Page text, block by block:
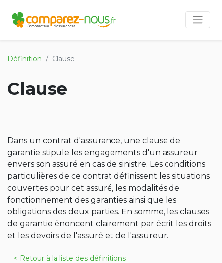
Définition Clause
Clause
Dans un contrat d'assurance, une clause de
garantie stipule les engagements d'un assureur
envers son assuré en cas de sinistre. Les conditions
particulières de ce contrat définissent les situations
couvertes pour cet assuré, les modalités de
fonctionnement des garanties ainsi que les
obligations des deux parties. En somme, les clauses
de garantie énoncent clairement par écrit les droits
et les devoirs de l'assuré et de l'assureur.
< Retour à la liste des définitions